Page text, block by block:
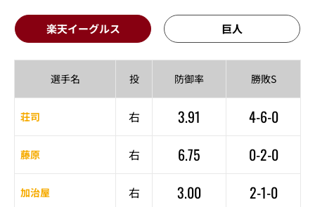
楽天イーグルス 巨人
選手名 投 防御率 勝敗S
荘司 右 3.91 4-6-0
藤原 右 6.75 0-2-0
加治屋 右 3.00 2-1-0